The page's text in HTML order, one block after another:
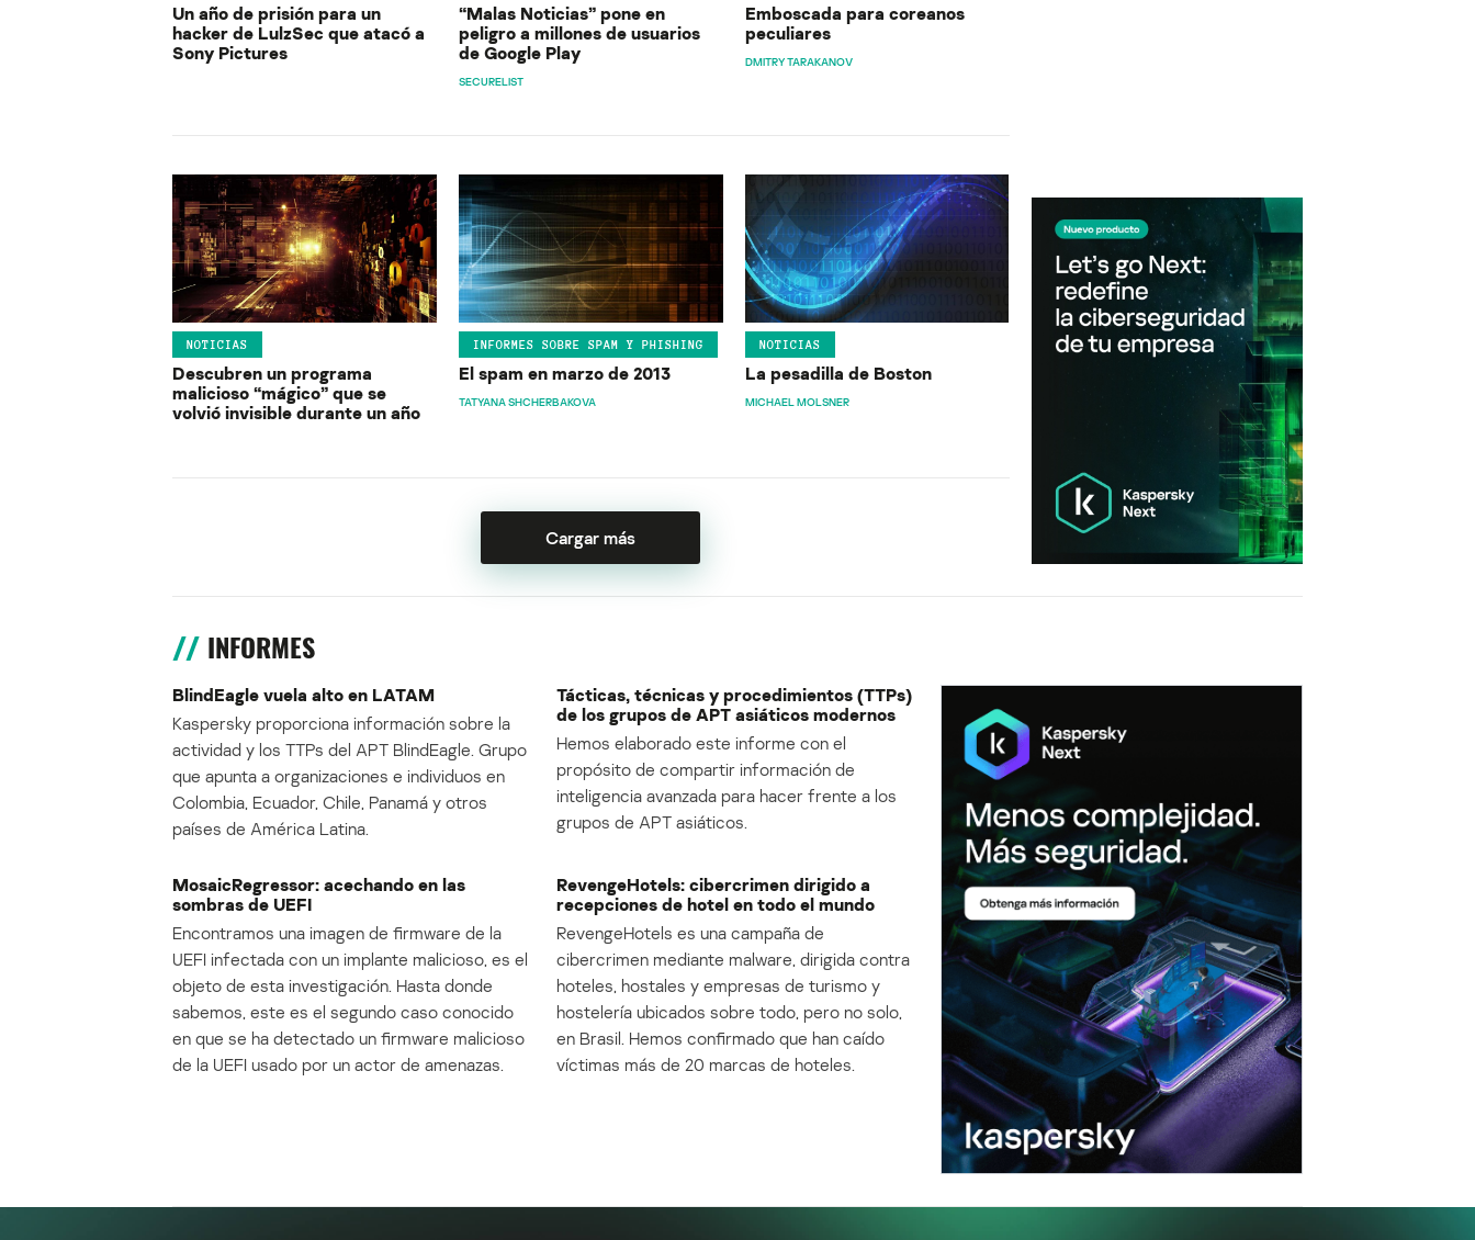
Un año de prisión para un
hacker de LulzSec que atacó a
Sony Pictures
“Malas Noticias” pone en
peligro a millones de usuarios
de Google Play
SECURELIST
Emboscada para coreanos
peculiares
DMITRY TARAKANOV
NOTICIAS
Descubren un programa
malicioso “mágico” que se
volvió invisible durante un año
INFORMES SOBRE SPAM Y PHISHING
El spam en marzo de 2013
TATYANA SHCHERBAKOVA
NOTICIAS
La pesadilla de Boston
MICHAEL MOLSNER
Cargar más
INFORMES
BlindEagle vuela alto en LATAM
Kaspersky proporciona información sobre la
actividad y los TTPs del APT BlindEagle. Grupo
que apunta a organizaciones e individuos en
Colombia, Ecuador, Chile, Panamá y otros
países de América Latina.
Tácticas, técnicas y procedimientos (TTPs)
de los grupos de APT asiáticos modernos
Hemos elaborado este informe con el
propósito de compartir información de
inteligencia avanzada para hacer frente a los
grupos de APT asiáticos.
MosaicRegressor: acechando en las
sombras de UEFI
Encontramos una imagen de firmware de la
UEFI infectada con un implante malicioso, es el
objeto de esta investigación. Hasta donde
sabemos, este es el segundo caso conocido
en que se ha detectado un firmware malicioso
de la UEFI usado por un actor de amenazas.
RevengeHotels: cibercrimen dirigido a
recepciones de hotel en todo el mundo
RevengeHotels es una campaña de
cibercrimen mediante malware, dirigida contra
hoteles, hostales y empresas de turismo y
hostelería ubicados sobre todo, pero no solo,
en Brasil. Hemos confirmado que han caído
víctimas más de 20 marcas de hoteles.